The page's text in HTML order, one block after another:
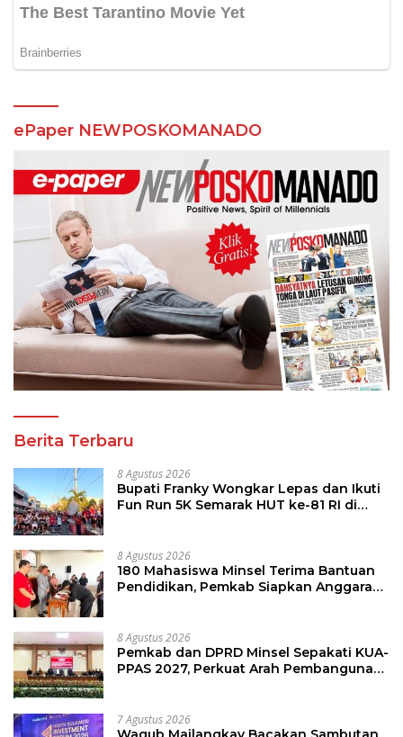
ePaper NEWPOSKOMANADO
Berita Terbaru
8 Agustus 2026
Bupati Franky Wongkar Lepas dan Ikuti
Fun Run 5K Semarak HUT ke-81 RI di
8 Agustus 2026
180 Mahasiswa Minsel Terima Bantuan
Pendidikan, Pemkab Siapkan Anggaran
8 Agustus 2026
Pemkab dan DPRD Minsel Sepakati KUA-
PPAS 2027, Perkuat Arah Pembangunan
7 Agustus 2026